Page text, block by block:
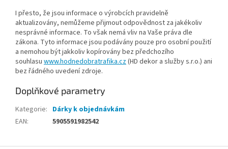
I přesto, že jsou informace o výrobcích pravidelně
aktualizovány, nemůžeme přijmout odpovědnost za jakékoliv
nesprávné informace. To však nemá vliv na Vaše práva dle
zákona. Tyto informace jsou podávány pouze pro osobní použití
a nemohou být jakkoliv kopírovány bez předchozího
souhlasu www.hodnedobratrafika.cz(HD dekor a služby s.r.o.) ani
bez řádného uvedení zdroje.
Doplňkové parametry
Kategorie: Dárky k objednávkám
EAN: 5905591982542